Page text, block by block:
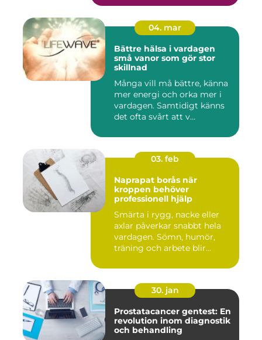
04. mar
Bättre hälsa i vardagen
små vanor som gör stor
skillnad
Många vill må bättre, känna
mer energi och orka mer i
vardagen. Samtidigt känns
det ofta svårt att v...
03. feb
Naprapat borås när
kroppen behöver
professionell hjälp
Smärta i rygg, nacke eller
axlar påverkar snabbt hela
vardagen. Sömn, humör,
träning och arbete blir...
30. jan
Prostatacancer gentest: En
revolution inom diagnostik
och behandling